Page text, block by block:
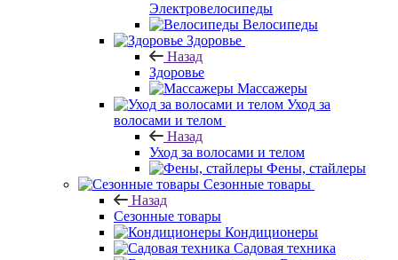
Электровелосипеды
Велосипеды
Здоровье
Назад
Здоровье
Массажеры
Уход за
волосами и телом
Назад
Уход за волосами и телом
Фены, стайлеры
Сезонные товары
Назад
Сезонные товары
Кондиционеры
Садовая техника